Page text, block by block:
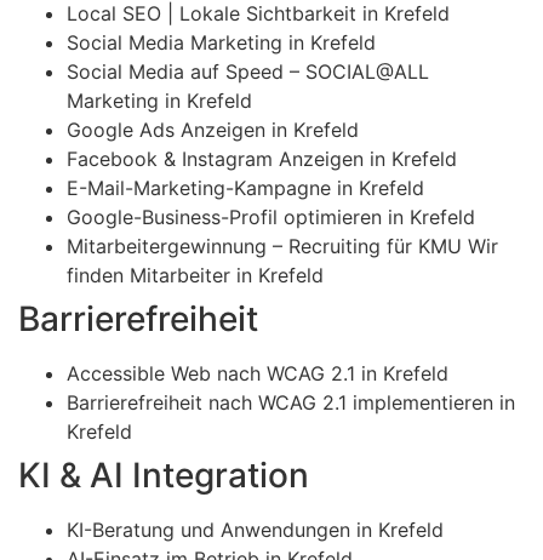
Local SEO | Lokale Sichtbarkeit in Krefeld
Social Media Marketing in Krefeld
Social Media auf Speed – SOCIAL@ALL
Marketing in Krefeld
Google Ads Anzeigen in Krefeld
Facebook & Instagram Anzeigen in Krefeld
E-Mail-Marketing-Kampagne in Krefeld
Google-Business-Profil optimieren in Krefeld
Mitarbeitergewinnung – Recruiting für KMU Wir
finden Mitarbeiter in Krefeld
Barrierefreiheit
Accessible Web nach WCAG 2.1 in Krefeld
Barrierefreiheit nach WCAG 2.1 implementieren in
Krefeld
KI & AI Integration
KI-Beratung und Anwendungen in Krefeld